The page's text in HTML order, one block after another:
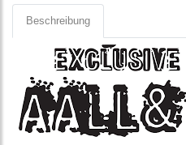
Beschreibung